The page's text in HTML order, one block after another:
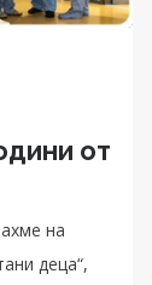
от
на
деца“,